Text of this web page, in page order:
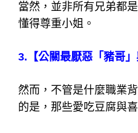
當然，並非所有兄弟都
懂得尊重小姐。
3. 【公關最厭惡「豬哥
然而，不管是什麼職業
的是，那些愛吃豆腐與